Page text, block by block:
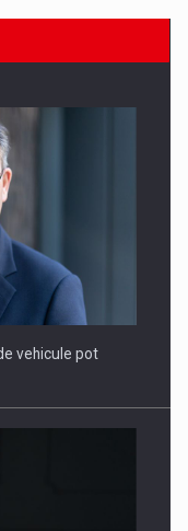
ACADEMIC
vehicule pot